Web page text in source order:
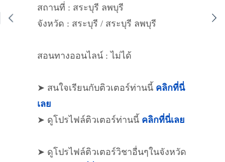
สถานที่ : สระบุรี ลพบุรี
จังหวัด : สระบุรี / สระบุรี ลพบุรี
สอนทางออนไลน์ : ไม่ได้
➤ สนใจเรียนกับติวเตอร์ท่านนี้ คลิกที่นี่
เลย
➤ ดูโปรไฟล์ติวเตอร์ท่านนี้ คลิกที่นี่เลย
➤ ดูโปรไฟล์ติวเตอร์วิชาอื่นๆในจังหวัด